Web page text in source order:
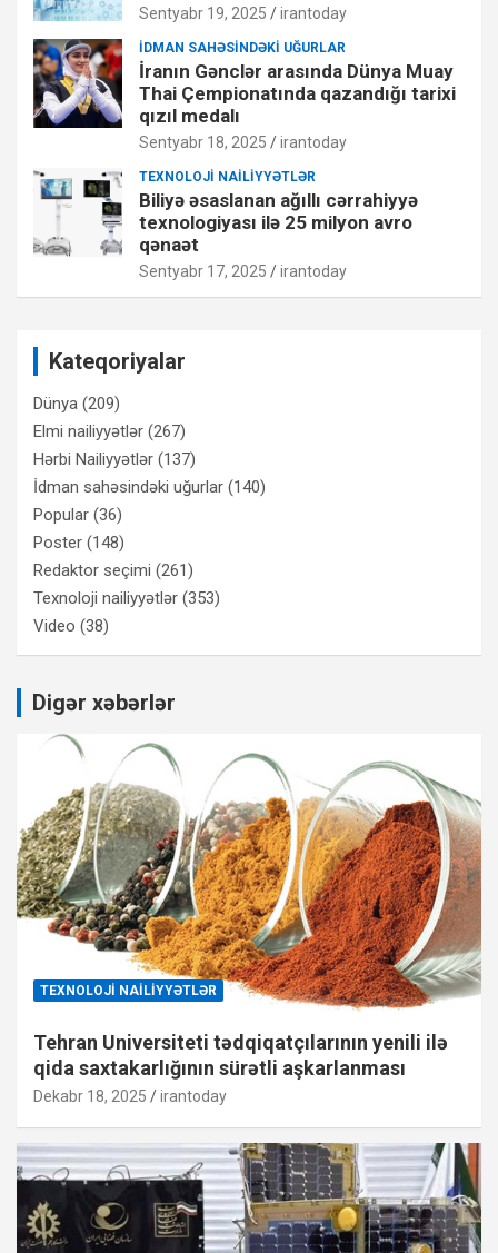
Sentyabr 19, 2025 irantoday
İDMAN SAHƏSINDƏKI UĞURLAR
İranın Gənclər arasında Dünya Muay
Thai Çempionatında qazandığı tarixi
qızıl medalı
Sentyabr 18, 2025 irantoday
TEXNOLOJI NAILIYYƏTLƏR
Biliyə əsaslanan ağıllı cərrahiyyə
texnologiyası ilə 25 milyon avro
qənaət
Sentyabr 17, 2025 irantoday
Kateqoriyalar
Dünya (209)
Elmi nailiyyətlər (267)
Hərbi Nailiyyətlər (137)
İdman sahəsindəki uğurlar (140)
Popular (36)
Poster (148)
Redaktor seçimi (261)
Texnoloji nailiyyətlər (353)
Video (38)
Digər xəbərlər
TEXNOLOJI NAILIYYƏTLƏR
Tehran Universiteti tədqiqatçılarının yenili ilə
qida saxtakarlığının sürətli aşkarlanması
Dekabr 18, 2025 irantoday